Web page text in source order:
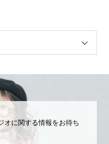
オに関する情報をお待ち